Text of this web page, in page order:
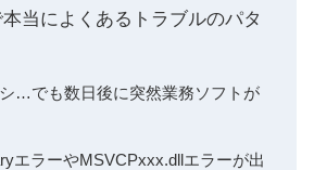
当によくあるトラブルのパタ
…でも数日後に突然業務ソフトが
エラーやMSVCPxxx.dllエラーが出